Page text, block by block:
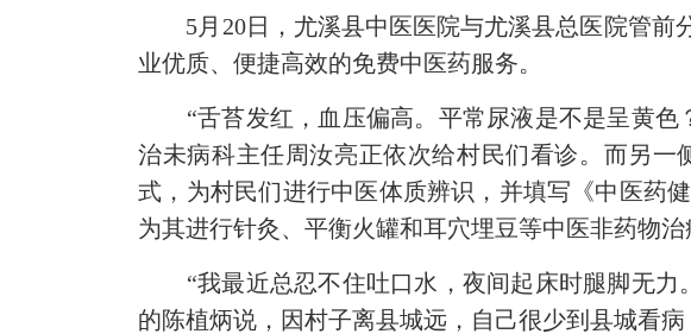
5月20日，尤溪县中医医院与尤溪县总医院管前
业优质、便捷高效的免费中医药服务。
“舌苔发红，血压偏高。平常尿液是不是呈黄色
治未病科主任周汝亮正依次给村民们看诊。而另
式，为村民们进行‌中医体质辨识，并填写《中医药
为其进行针灸、平衡火罐和耳穴埋豆等中医‌非药物治
“我最近总忍不住吐口水，夜间起床时腿脚无力
的陈植炳说，因村子离县城远，自己很少到县城看病